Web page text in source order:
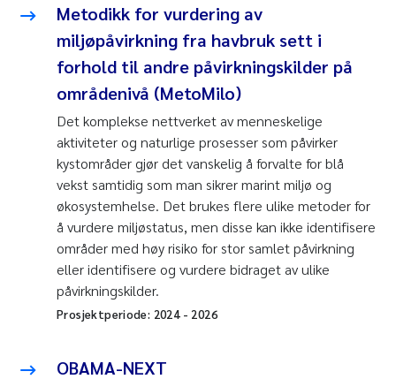
Metodikk for vurdering av
miljøpåvirkning fra havbruk sett i
forhold til andre påvirkningskilder på
områdenivå (MetoMilo)
Det komplekse nettverket av menneskelige
aktiviteter og naturlige prosesser som påvirker
kystområder gjør det vanskelig å forvalte for blå
vekst samtidig som man sikrer marint miljø og
økosystemhelse. Det brukes flere ulike metoder for
å vurdere miljøstatus, men disse kan ikke identifisere
områder med høy risiko for stor samlet påvirkning
eller identifisere og vurdere bidraget av ulike
påvirkningskilder.
Prosjektperiode: 2024- 2026
OBAMA-NEXT